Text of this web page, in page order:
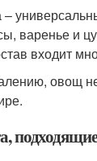
варенье и
входит
овощ не